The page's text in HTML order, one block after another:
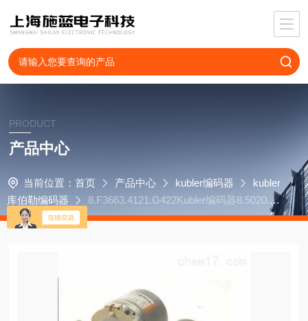
PRODUCT
产品中心
当前位置： 首页 产品中心 kubler编码器
kubler
库伯勒编码器
8.F3663.4121.G422Kubler编码器8.5020.00
20.1024.S200